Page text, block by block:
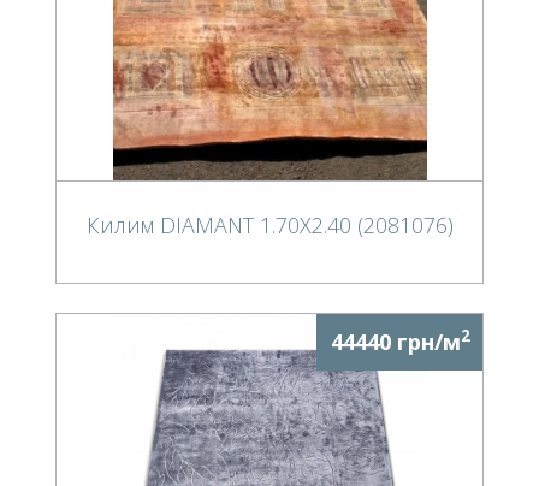
Килим DIAMANT 1.70Х2.40 (2081076)
44440 грн/м2